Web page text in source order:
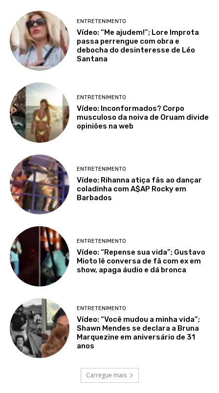
ENTRETENIMENTO
Vídeo: “Me ajudem!”; Lore Improta
passa perrengue com obra e
debocha do desinteresse de Léo
Santana
ENTRETENIMENTO
Vídeo: Inconformados? Corpo
musculoso da noiva de Oruam divide
opiniões na web
ENTRETENIMENTO
Vídeo: Rihanna atiça fãs ao dançar
coladinha com A$AP Rocky em
Barbados
ENTRETENIMENTO
Vídeo: “Repense sua vida”; Gustavo
Mioto lê conversa de fã com ex em
show, apaga áudio e dá bronca
ENTRETENIMENTO
Vídeo: “Você mudou a minha vida”;
Shawn Mendes se declara a Bruna
Marquezine em aniversário de 31
anos
Carregue mais